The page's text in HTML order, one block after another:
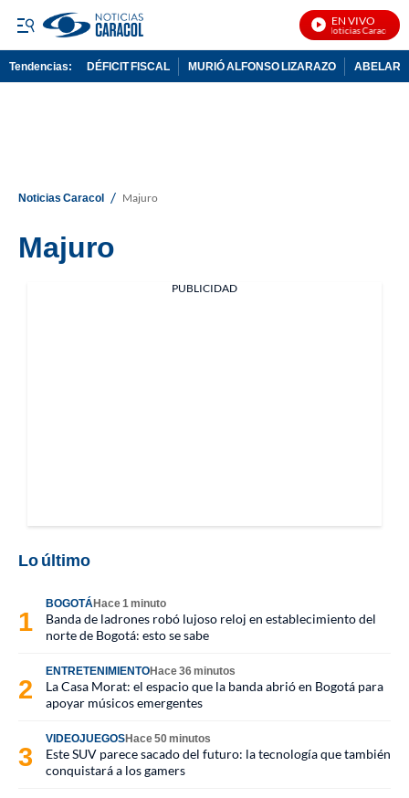
EN VIVO
Noticias Caracol En
Tendencias: DÉFICIT FISCAL MURIÓ ALFONSO LIZARAZO
Noticias Caracol / Majuro
Majuro
PUBLICIDAD
Lo último
BOGOTÁHace 1 minuto
Banda de ladrones robó lujoso reloj en establecimiento del
norte de Bogotá: esto se sabe
ENTRETENIMIENTOHace 36 minutos
La Casa Morat: el espacio que la banda abrió en Bogotá para
apoyar músicos emergentes
VIDEOJUEGOSHace 50 minutos
Este SUV parece sacado del futuro: la tecnología que también
conquistará a los gamers